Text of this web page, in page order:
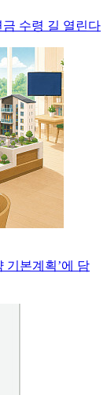
수령 길 열린다
기본계획’에 담